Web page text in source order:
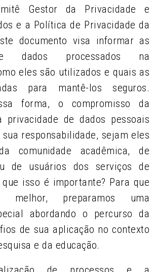
Gestor da Privacidade e
e a Política de Privacidade da
documento visa informar as
dados processados na
eles são utilizados e quais as
para mantê-los seguros.
forma, o compromisso da
privacidade de dados pessoais
responsabilidade, sejam eles
comunidade acadêmica, de
de usuários dos serviços de
isso é importante? Para que
melhor, preparamos uma
abordando o percurso da
de sua aplicação no contexto
e da educação.